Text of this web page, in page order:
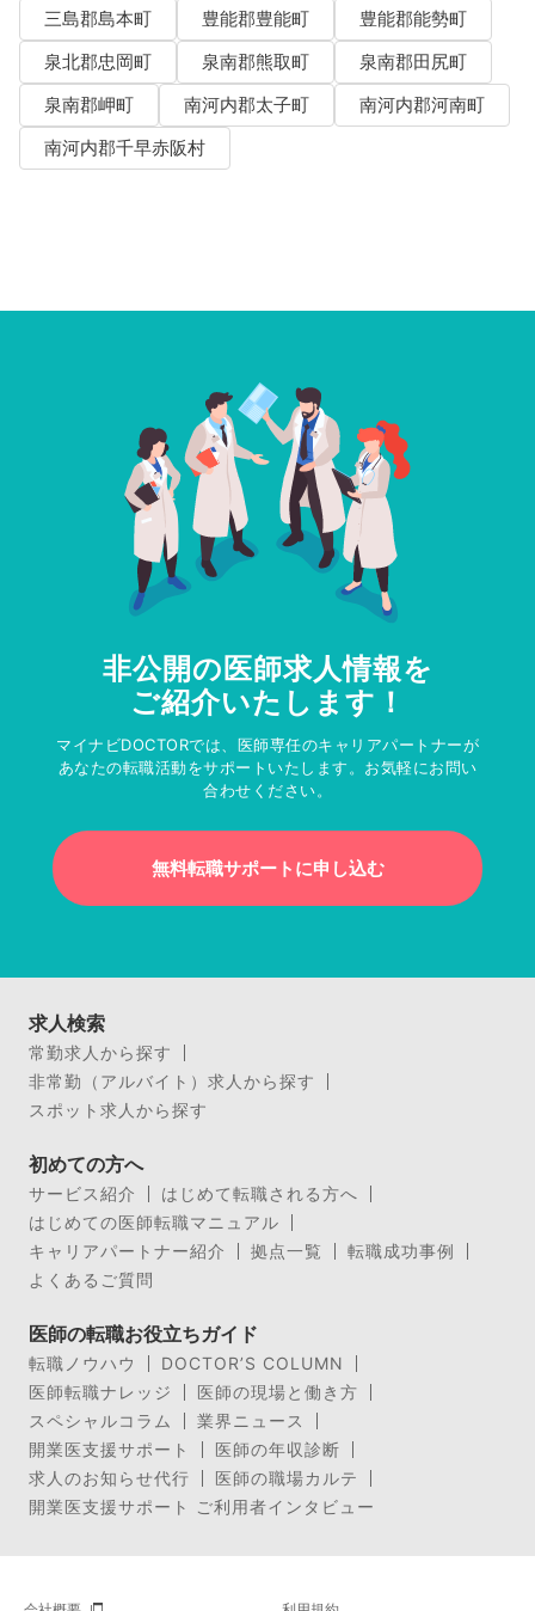
三島郡島本町
豊能郡豊能町
豊能郡能勢町
泉北郡忠岡町
泉南郡熊取町
泉南郡田尻町
泉南郡岬町
南河内郡太子町
南河内郡河南町
南河内郡千早赤阪村
非公開の医師求人情報を
ご紹介いたします！
マイナビDOCTORでは、医師専任のキャリアパートナーが
あなたの転職活動をサポートいたします。お気軽にお問い
合わせください。
無料転職サポートに申し込む
求人検索
常勤求人から探す
非常勤（アルバイト）求人から探す
スポット求人から探す
初めての方へ
サービス紹介
はじめて転職される方へ
はじめての医師転職マニュアル
キャリアパートナー紹介
拠点一覧
転職成功事例
よくあるご質問
医師の転職お役立ちガイド
転職ノウハウ
DOCTOR’S COLUMN
医師転職ナレッジ
医師の現場と働き方
スペシャルコラム
業界ニュース
開業医支援サポート
医師の年収診断
求人のお知らせ代行
医師の職場カルテ
開業医支援サポート ご利用者インタビュー